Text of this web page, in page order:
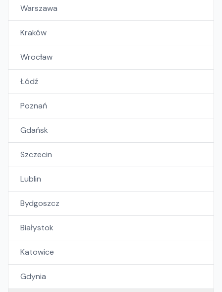
Warszawa
Kraków
Wrocław
Łódź
Poznań
Gdańsk
Szczecin
Lublin
Bydgoszcz
Białystok
Katowice
Gdynia